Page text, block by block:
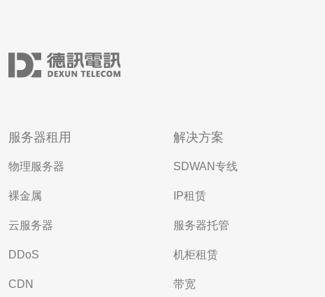
服务器租用
物理服务器
裸金属
云服务器
DDoS
CDN
解决方案
SDWAN专线
IP租赁
服务器托管
机柜租赁
带宽